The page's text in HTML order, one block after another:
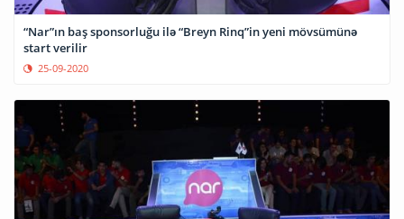
“Nar”ın baş sponsorluğu ilə “Breyn Rinq”in yeni mövsümünə
start verilir
25-09-2020